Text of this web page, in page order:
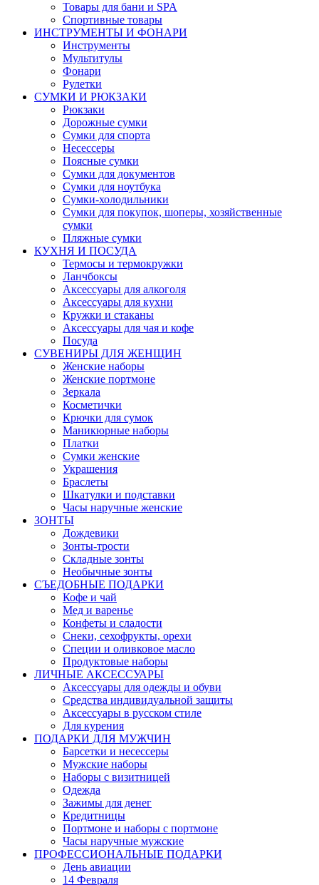
Товары для бани и SPA
Спортивные товары
ИНСТРУМЕНТЫ И ФОНАРИ
Инструменты
Мультитулы
Фонари
Рулетки
СУМКИ И РЮКЗАКИ
Рюкзаки
Дорожные сумки
Сумки для спорта
Несессеры
Поясные сумки
Сумки для документов
Сумки для ноутбука
Сумки-холодильники
Сумки для покупок, шоперы, хозяйственные
сумки
Пляжные сумки
КУХНЯ И ПОСУДА
Термосы и термокружки
Ланчбоксы
Аксессуары для алкоголя
Аксессуары для кухни
Кружки и стаканы
Аксессуары для чая и кофе
Посуда
СУВЕНИРЫ ДЛЯ ЖЕНЩИН
Женские наборы
Женские портмоне
Зеркала
Косметички
Крючки для сумок
Маникюрные наборы
Платки
Сумки женские
Украшения
Браслеты
Шкатулки и подставки
Часы наручные женские
ЗОНТЫ
Дождевики
Зонты-трости
Складные зонты
Необычные зонты
СЪЕДОБНЫЕ ПОДАРКИ
Кофе и чай
Мед и варенье
Конфеты и сладости
Снеки, сехофрукты, орехи
Специи и оливковое масло
Продуктовые наборы
ЛИЧНЫЕ АКСЕССУАРЫ
Аксессуары для одежды и обуви
Средства индивидуальной защиты
Аксессуары в русском стиле
Для курения
ПОДАРКИ ДЛЯ МУЖЧИН
Барсетки и несессеры
Мужские наборы
Наборы с визитницей
Одежда
Зажимы для денег
Кредитницы
Портмоне и наборы с портмоне
Часы наручные мужские
ПРОФЕССИОНАЛЬНЫЕ ПОДАРКИ
День авиации
14 Февраля